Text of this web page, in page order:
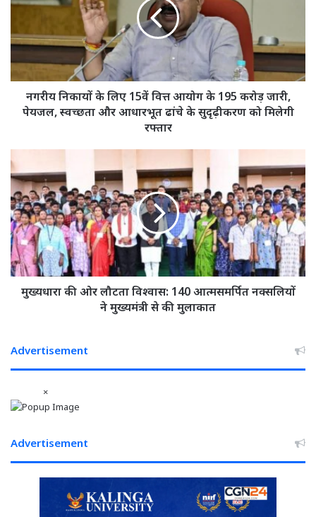
लिए
वित्त
आयोग
के
195
करोड़
जारी,
और
आधारभूत
ढांचे
के
सुदृढ़ीकरण
को
मिलेगी
रफ्तार
नगरीय निकायों के लिए 15वें वित्त आयोग के 195 करोड़ जारी,
पेयजल, स्वच्छता और आधारभूत ढांचे के सुदृढ़ीकरण को मिलेगी
रफ्तार
की
ओर
लौटता
विश्वास:
140
आत्मसमर्पित
नक्सलियों
ने
मुख्यमंत्री
मुख्यधारा की ओर लौटता विश्वास: 140 आत्मसमर्पित नक्सलियों
ने मुख्यमंत्री से की मुलाकात
Advertisement
×
Advertisement